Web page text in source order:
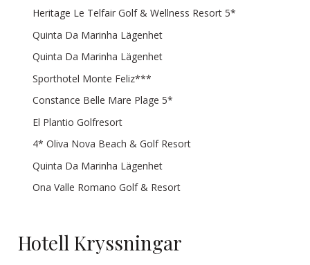
Heritage Le Telfair Golf & Wellness Resort 5*
Quinta Da Marinha Lägenhet
Quinta Da Marinha Lägenhet
Sporthotel Monte Feliz***
Constance Belle Mare Plage 5*
El Plantio Golfresort
4* Oliva Nova Beach & Golf Resort
Quinta Da Marinha Lägenhet
Ona Valle Romano Golf & Resort
Hotell Kryssningar